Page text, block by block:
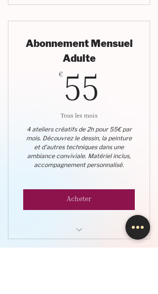
Abonnement Mensuel
Adulte
€
55
Tous les mois
4 ateliers créatifs de 2h pour 55€ par
mois. Découvrez le dessin, la peinture
et d’autres techniques dans une
ambiance conviviale. Matériel inclus,
accompagnement personnalisé.
Acheter